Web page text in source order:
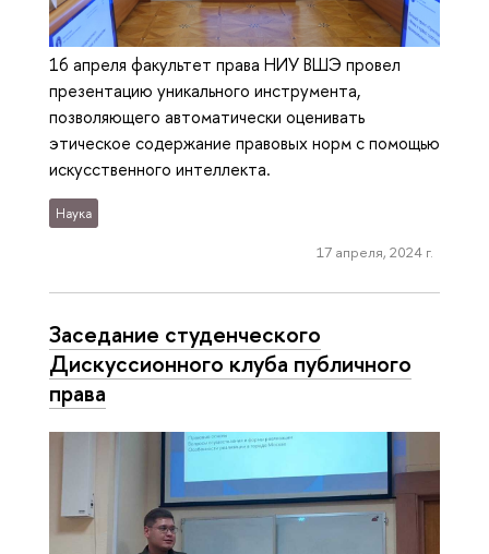
16 апреля факультет права НИУ ВШЭ провел
презентацию уникального инструмента,
позволяющего автоматически оценивать
этическое содержание правовых норм с помощью
искусственного интеллекта.
Наука
17 апреля, 2024 г.
Заседание студенческого
Дискуссионного клуба публичного
права